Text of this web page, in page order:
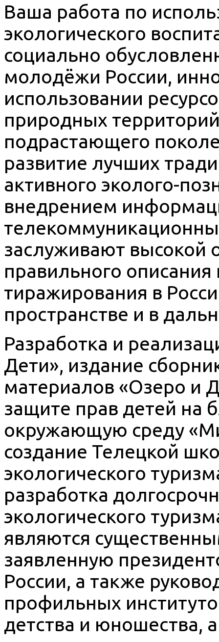
Ваша работа по
экологического
социально
молодёжи России,
использовании
природных
подрастающего
развитие лучших
активного эколого-
внедрением
заслуживают высокой
правильного
тиражирования в
пространстве и в
Разработка и
Дети», издание
материалов «Озеро и
защите прав детей на
окружающую среду
создание Телецкой
экологического
разработка
экологического
являются
заявленную
России, а также
профильных
детства и юношества,